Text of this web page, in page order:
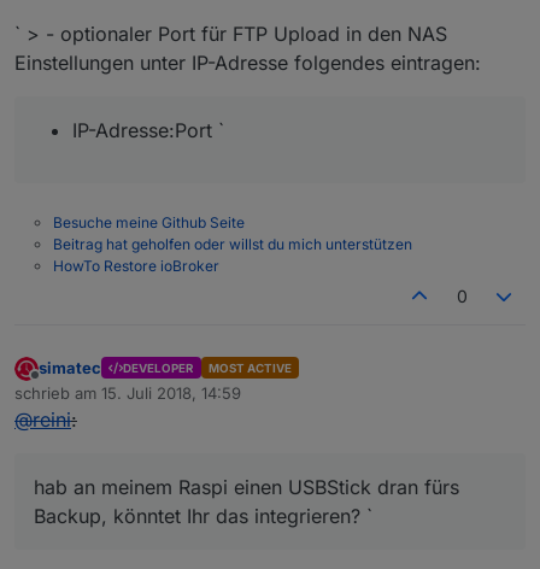
` > - optionaler Port für FTP Upload in den NAS
Einstellungen unter IP-Adresse folgendes eintragen:
IP-Adresse:Port `
Besuche meine Github Seite
Beitrag hat geholfen oder willst du mich unterstützen
HowTo Restore ioBroker
0
Offline
simatec DEVELOPER MOST ACTIVE
schrieb am 15. Juli 2018, 14:59
zuletzt editiert von
@reini:
hab an meinem Raspi einen USBStick dran fürs
Backup, könntet Ihr das integrieren? `